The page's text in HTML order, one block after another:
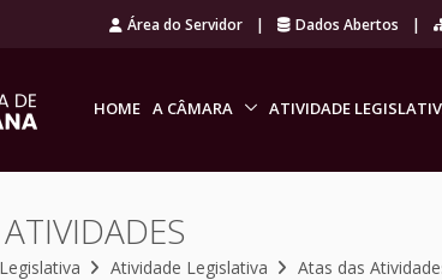
Área do Servidor | Dados Abertos |
HOME A CÂMARA ATIVIDADE
Atividade Legislativa
Atas das